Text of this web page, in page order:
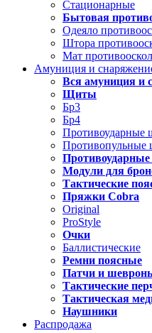
Стационарные
Бытовая
Одеяло
Штора
Мат
Амуниция и
Вся амуниция и
Щиты
Бр3
Бр4
Противоударные
Противопульные
Модули для
Тактические
Пряжки Cobra
Original
ProStyle
Очки
Баллистические
Ремни поясные
Патчи и
Тактические
Тактическая
Наушники
Распродажа